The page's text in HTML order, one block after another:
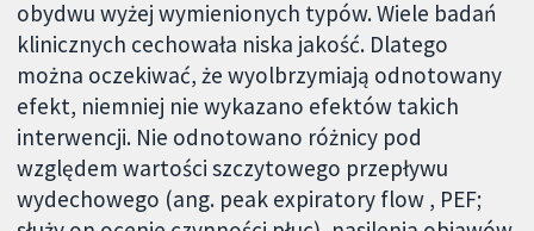
obydwu wyżej wymienionych typów. Wiele badań
klinicznych cechowała niska jakość. Dlatego
można oczekiwać, że wyolbrzymiają odnotowany
efekt, niemniej nie wykazano efektów takich
interwencji. Nie odnotowano różnicy pod
względem wartości szczytowego przepływu
wydechowego (ang. peak expiratory flow , PEF;